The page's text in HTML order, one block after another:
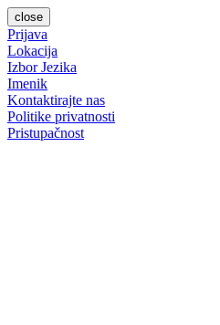
close
Prijava
Lokacija
Izbor Jezika
Imenik
Kontaktirajte nas
Politike privatnosti
Pristupačnost